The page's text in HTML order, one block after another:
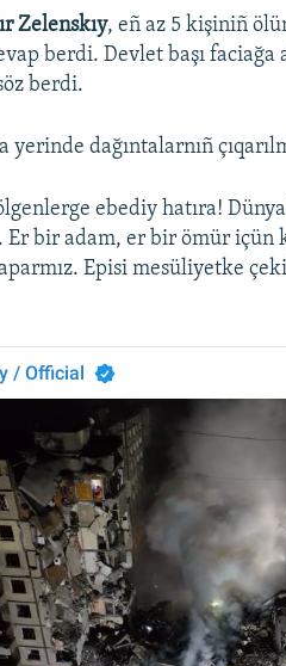
Zelenskıy, eñ az 5 kişiniñ
berdi. Devlet başı faciağa
berdi.
dağıntalarnıñ
ebediy hatıra!
Er bir adam, er bir ömür içün
Episi mesüliyetke